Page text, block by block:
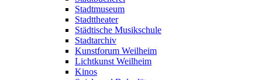
Stadtmuseum
Stadttheater
Städtische Musikschule
Stadtarchiv
Kunstforum Weilheim
Lichtkunst Weilheim
Kinos